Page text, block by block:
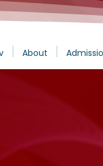
About